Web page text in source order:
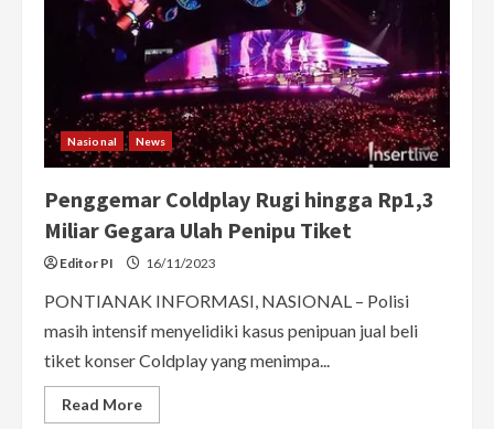
Nasional News
Penggemar Coldplay Rugi hingga Rp1,3
Miliar Gegara Ulah Penipu Tiket
Editor PI 16/11/2023
PONTIANAK INFORMASI, NASIONAL – Polisi
masih intensif menyelidiki kasus penipuan jual beli
tiket konser Coldplay yang menimpa...
Read MoreRead
more